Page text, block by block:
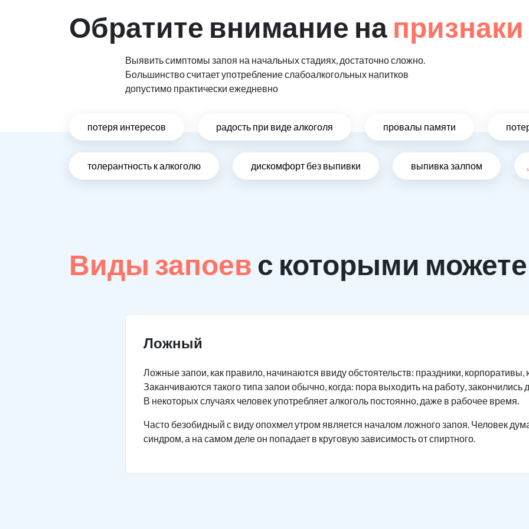
Обратите внимание на
Выявить симптомы запоя на начальных стадиях, достаточно сложно.
Большинство считает употребление слабоалкогольных напитков
допустимо практически ежедневно
потеря интересов радость при виде алкоголя провалы памяти
толерантность к алкоголю дискомфорт без выпивки выпивка залпом
Виды запоев с которыми
Ложный
Ложные запои, как правило, начинаются ввиду обстоятельств: праздники, корпоративы,
Заканчиваются такого типа запои обычно, когда: пора выходить на работу, закончились
В некоторых случаях человек употребляет алкоголь постоянно, даже в рабочее время.
Часто безобидный с виду опохмел утром является началом ложного запоя. Человек
синдром, а на самом деле он попадает в круговую зависимость от спиртного.